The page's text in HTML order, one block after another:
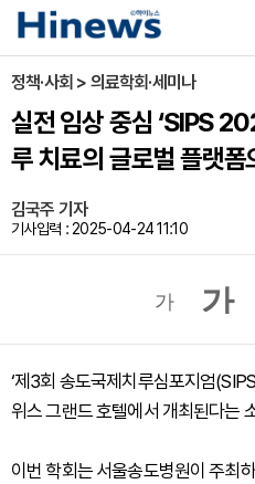
정책·사회 > 의료학회·세미나
실전 임상 중심 ‘SIPS
루 치료의 글로벌 플랫폼
김국주 기자
기사입력 : 2025-04-24 11:10
가 가
‘제3회 송도국제치루심포지엄
위스 그랜드 호텔에서 개최된다는
이번 학회는 서울송도병원이 주최